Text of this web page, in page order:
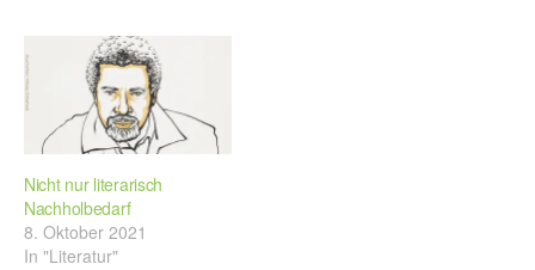
Nicht nur literarisch
Nachholbedarf
8. Oktober 2021
In "Literatur"